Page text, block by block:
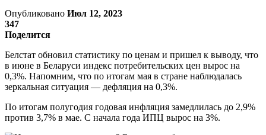
Опубликовано Июл 12, 2023
347
Поделится
Белстат обновил статистику по ценам и пришел к выводу, что
в июне в Беларуси индекс потребительских цен вырос на
0,3%. Напомним, что по итогам мая в стране наблюдалась
зеркальная ситуация — дефляция на 0,3%.
По итогам полугодия годовая инфляция замедлилась до 2,9%
против 3,7% в мае. С начала года ИПЦ вырос на 3%.